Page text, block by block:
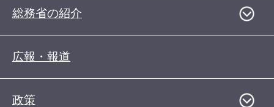
総務省の紹介
広報・報道
政策